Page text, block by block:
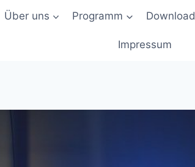
Über uns Programm Download
Impressum